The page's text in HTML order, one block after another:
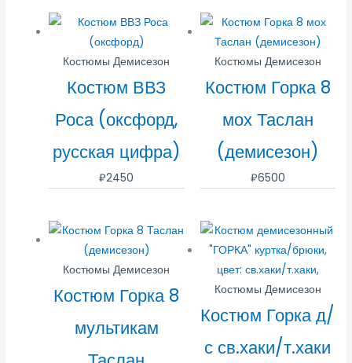
Костюмы Демисезон
Костюм ВВЗ
Роса (оксфорд,
русская цифра)
₽2450
Костюмы Демисезон
Костюм Горка 8
мох Таслан
(демисезон)
₽6500
Костюмы Демисезон
Костюм Горка 8
мультикам
Костюмы Демисезон
Костюм Горка д/
с св.хаки/т.хаки